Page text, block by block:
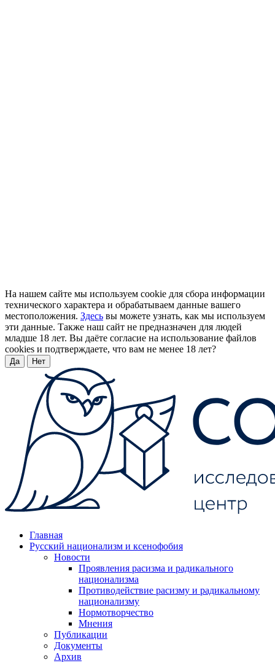
На нашем сайте мы используем cookie для сбора информации
технического характера и обрабатываем данные вашего
местоположения. Здесь вы можете узнать, как мы используем
эти данные. Также наш сайт не предназначен для людей
младше 18 лет. Вы даёте согласие на использование файлов
cookies и подтверждаете, что вам не менее 18 лет?
Да Нет
Главная
Русский национализм и ксенофобия
Новости
Проявления расизма и радикального
национализма
Противодействие расизму и радикальному
национализму
Нормотворчество
Мнения
Публикации
Документы
Архив